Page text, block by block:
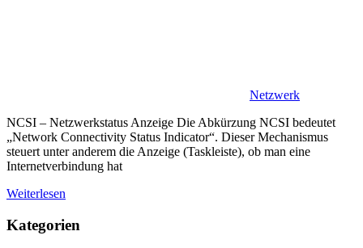
Netzwerk
NCSI – Netzwerkstatus Anzeige Die Abkürzung NCSI bedeutet
„Network Connectivity Status Indicator“. Dieser Mechanismus
steuert unter anderem die Anzeige (Taskleiste), ob man eine
Internetverbindung hat
Weiterlesen
Kategorien